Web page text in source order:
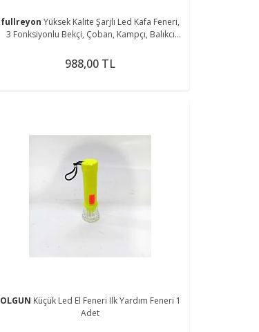
fullreyonYüksek Kalite Şarjlı Led Kafa Feneri,
3 Fonksiyonlu Bekçi, Çoban, Kampçı, Balıkcı
988,00 TL
OLGUN Küçük Led El Feneri Ilk Yardım Feneri 1
Adet